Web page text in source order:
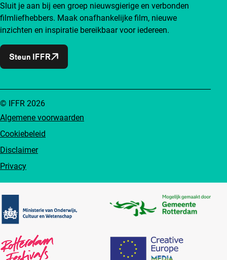
Sluit je aan bij een groep nieuwsgierige en verbonden
filmliefhebbers. Maak onafhankelijke film, nieuwe
inzichten en inspiratie bereikbaar voor iedereen.
Steun IFFR
Algemene voorwaarden
Cookiebeleid
Disclaimer
Privacy
© IFFR 2026